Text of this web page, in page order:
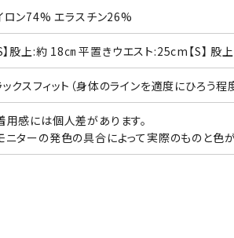
ロン74% エラスチン26%
】股上:約 18㎝ 平置きウエスト:25cm【S】
ックスフィット（身体のラインを適度にひろう程
感には個人差があります。
ターの発色の具合によって実際のものと色